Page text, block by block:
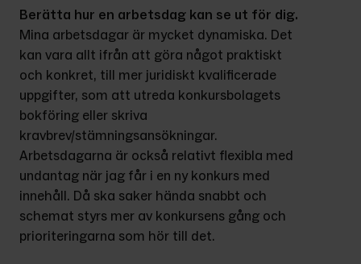
Berätta hur en arbetsdag kan se ut för dig.
Mina arbetsdagar är mycket dynamiska. Det
kan vara allt ifrån att göra något praktiskt
och konkret, till mer juridiskt kvalificerade
uppgifter, som att utreda konkursbolagets
bokföring eller skriva
kravbrev/stämningsansökningar.
Arbetsdagarna är också relativt flexibla med
undantag när jag får i en ny konkurs med
innehåll. Då ska saker hända snabbt och
schemat styrs mer av konkursens gång och
prioriteringarna som hör till det.